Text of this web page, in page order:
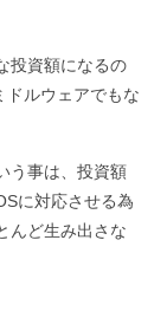
投資額になるの
ドルウェアでもな
う事は、投資額
に対応させる為
んど生み出さな